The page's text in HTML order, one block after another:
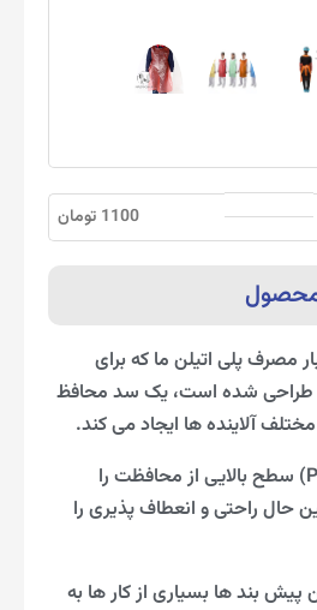
1100 تومان
مصرف پلی اتیلن ما که برای
شده است، یک سد محافظ
آلاینده ها ایجاد می کند.
مواد پلی اتیلن قوی (PE) سطح بالایی از محافظت را
حال راحتی و انعطاف پذیری را
پیش بند ها بسیاری از کار ها به